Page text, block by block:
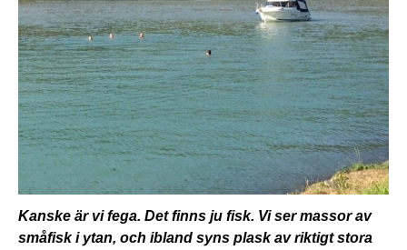
Kanske är vi fega. Det finns ju fisk. Vi ser massor av
småfisk i ytan, och ibland syns plask av riktigt stora